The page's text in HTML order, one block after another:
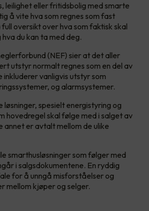
leilighet eller fritidsbolig med smarte
å vite hva som regnes som fast
oversikt over hva som faktisk skal
du kan ta med deg.
(NEF) sier at det aller
utstyr normalt regnes som en del av
vanligvis utstyr som
og alarmsystemer.
spesielt energistyring og
hovedregel skal følge med i salget av
annet er avtalt mellom de ulike
smarthusløsninger som følger med
i salgsdokumentene. En ryddig
for å unngå misforståelser og
mellom kjøper og selger.